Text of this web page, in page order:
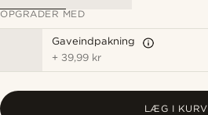
OPGRADER MED
Gaveindpakning
+ 39,99 kr
LÆG I KURV